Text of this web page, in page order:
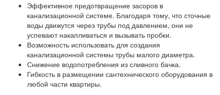
Эффективное предотвращение засоров в
канализационной системе. Благодаря тому, что сточные
воды движутся через трубы под давлением, они не
успевают накапливаться и вызывать пробки.
Возможность использовать для создания
канализационной системы трубы малого диаметра.
Снижение водопотребления из сливного бачка.
Гибкость в размещении сантехнического оборудования в
любой части квартиры.